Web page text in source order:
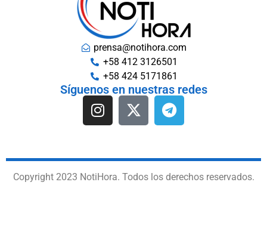
prensa@notihora.com
+58 412 3126501
+58 424 5171861
Síguenos en nuestras redes
Copyright 2023 NotiHora. Todos los derechos reservados.